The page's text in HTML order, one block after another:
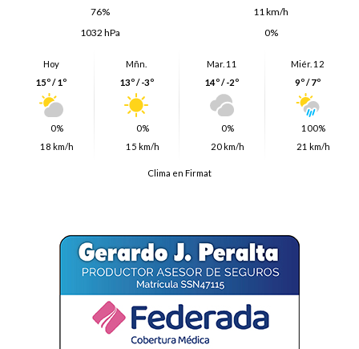
76%
11 km/h
1032 hPa
0%
Hoy
15º / 1º
0%
18 km/h
Mñn.
13º / -3º
0%
15 km/h
Mar. 11
14º / -2º
0%
20 km/h
Miér. 12
9º / 7º
100%
21 km/h
Clima en Firmat